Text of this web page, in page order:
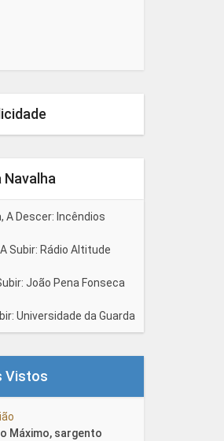
Navalha
A Descer: Incêndios
Subir: Rádio Altitude
João Pena Fonseca
Universidade da Guarda
Vistos
Máximo, sargento